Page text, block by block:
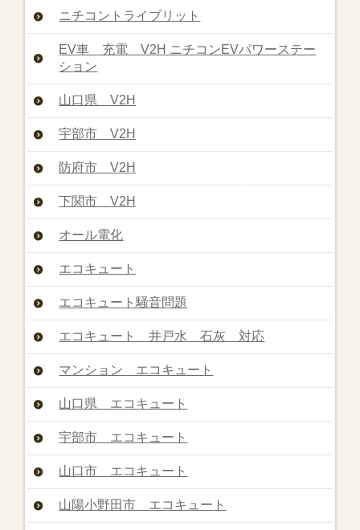
ニチコントライブリット
EV車 充電 V2H ニチコンEVパワーステー
ション
山口県 V2H
宇部市 V2H
防府市 V2H
下関市 V2H
オール電化
エコキュート
エコキュート騒音問題
エコキュート 井戸水 石灰 対応
マンション エコキュート
山口県 エコキュート
宇部市 エコキュート
山口市 エコキュート
山陽小野田市 エコキュート